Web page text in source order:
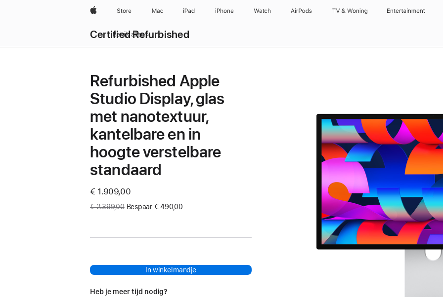
AppleStore Mac iPad iPhone Watch AirPods TV & Woning Entertainment
Certified Refurbished
Bekijk alles
Refurbished Apple
Studio Display, glas
met nanotextuur,
kantelbare en in
hoogte verstelbare
standaard
Now
€ 1.909,00
Was
€ 2.399,00 Bespaar € 490,00
In winkelmandje
Heb je meer tijd nodig?